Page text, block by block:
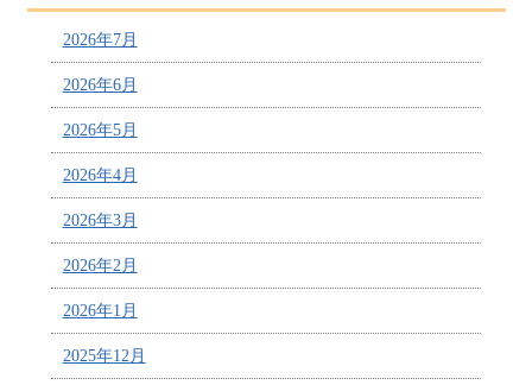
2026年7月
2026年6月
2026年5月
2026年4月
2026年3月
2026年2月
2026年1月
2025年12月